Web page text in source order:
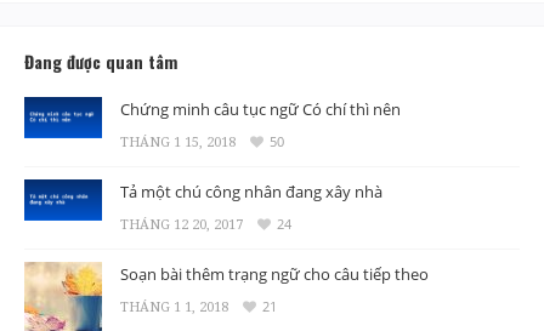
Đang được quan tâm
Chứng minh câu tục ngữ Có chí thì nên
THÁNG 1 15, 2018 50
Tả một chú công nhân đang xây nhà
THÁNG 12 20, 2017 24
Soạn bài thêm trạng ngữ cho câu tiếp theo
THÁNG 1 1, 2018 21